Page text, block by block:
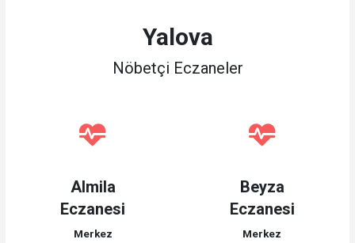
Yalova
Nöbetçi Eczaneler
Almila
Eczanesi
Merkez
Beyza
Eczanesi
Merkez